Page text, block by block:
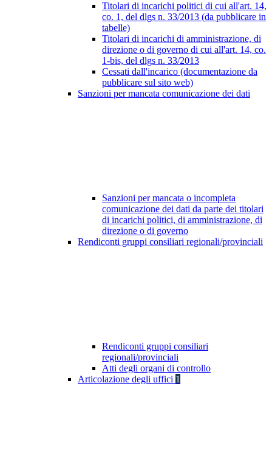
Titolari di incarichi politici di cui all'art. 14,
co. 1, del dlgs n. 33/2013 (da pubblicare in
tabelle)
Titolari di incarichi di amministrazione, di
direzione o di governo di cui all'art. 14, co.
1-bis, del dlgs n. 33/2013
Cessati dall'incarico (documentazione da
pubblicare sul sito web)
Sanzioni per mancata comunicazione dei dati
Sanzioni per mancata o incompleta
comunicazione dei dati da parte dei titolari
di incarichi politici, di amministrazione, di
direzione o di governo
Rendiconti gruppi consiliari regionali/provinciali
Rendiconti gruppi consiliari
regionali/provinciali
Atti degli organi di controllo
Articolazione degli uffici 1